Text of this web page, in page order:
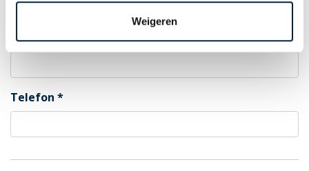
Weigeren
E-Mail zur Auftragsbestätigung
Telefon